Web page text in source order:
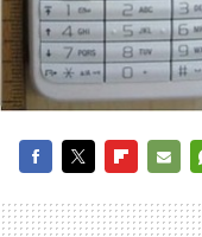
MAIL